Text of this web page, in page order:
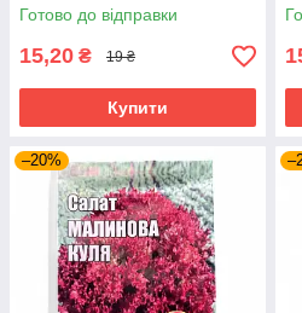
Готово до відправки
15,20 ₴ 19 ₴
Купити
–20%